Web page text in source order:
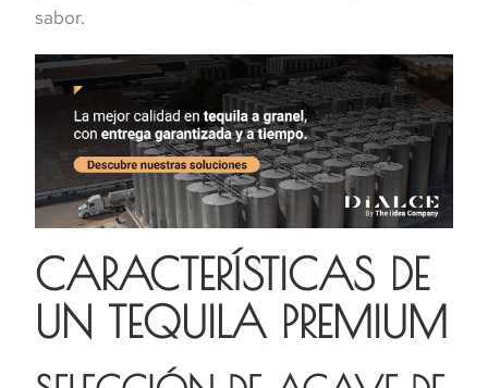
sabor.
CARACTERÍSTICAS DE
UN TEQUILA PREMIUM